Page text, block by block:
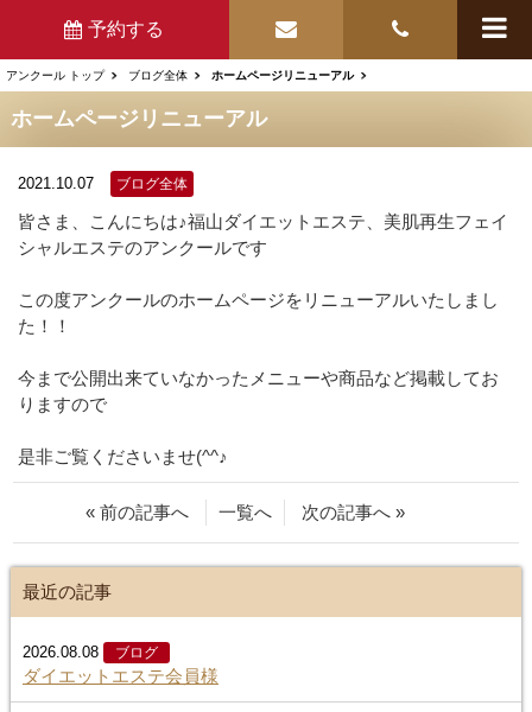
予約する
アンクール トップ ブログ全体 ホームページリニューアル
ホームページリニューアル
2021.10.07 ブログ全体
皆さま、こんにちは♪福山ダイエットエステ、美肌再生フェイ
シャルエステのアンクールです
この度アンクールのホームページをリニューアルいたしまし
た！！
今まで公開出来ていなかったメニューや商品など掲載してお
りますので
是非ご覧くださいませ(^^♪
« 前の記事へ 一覧へ 次の記事へ »
最近の記事
2026.08.08 ブログ
ダイエットエステ会員様